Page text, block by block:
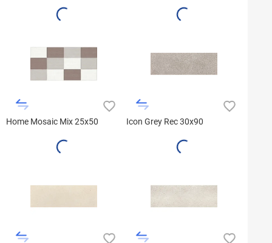
Home Mosaic Mix 25x50 Icon Grey Rec 30x90